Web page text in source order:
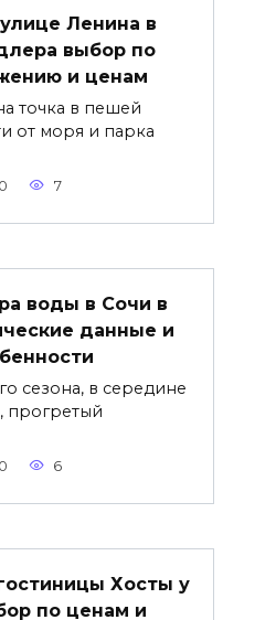
Ленина в
выбор по
и ценам
точка в пешей
от моря и парка
0 7
воды в Сочи в
данные и
сезона, в середине
прогретый
0 6
Хосты у
по ценам и